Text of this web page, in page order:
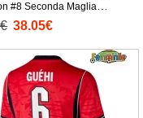
#8 Seconda Maglia
38.05€